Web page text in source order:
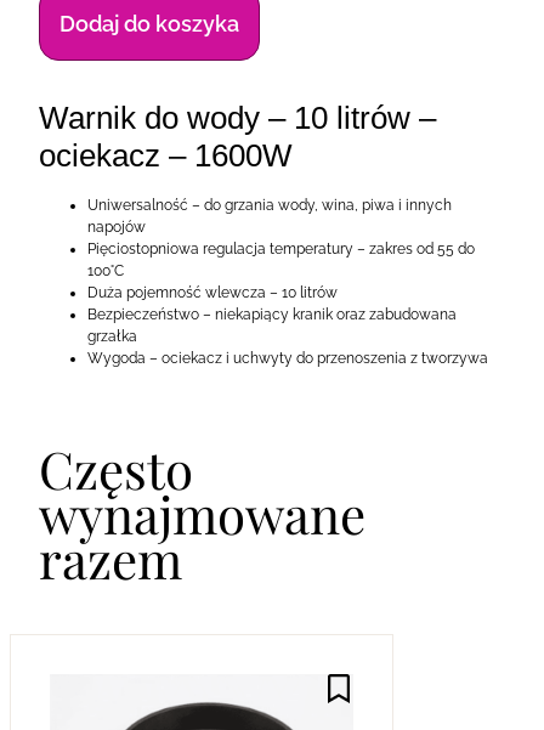
Dodaj do koszyka
Warnik do wody – 10 litrów –
ociekacz – 1600W
Uniwersalność – do grzania wody, wina, piwa i innych
napojów
Pięciostopniowa regulacja temperatury – zakres od 55 do
100°C
Duża pojemność wlewcza – 10 litrów
Bezpieczeństwo – niekapiący kranik oraz zabudowana
grzałka
Wygoda – ociekacz i uchwyty do przenoszenia z tworzywa
Często
wynajmowane
razem